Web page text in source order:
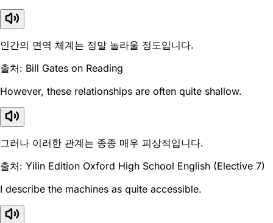
인간의 면역 체계는 정말 놀라울 정도입니다.
출처: Bill Gates on Reading
However, these relationships are often quite shallow.
그러나 이러한 관계는 종종 매우 피상적입니다.
출처: Yilin Edition Oxford High School English (Elective 7)
I describe the machines as quite accessible.